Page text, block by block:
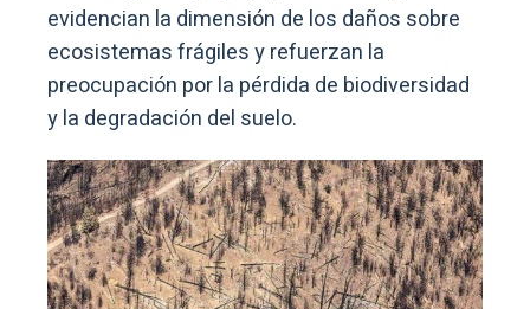
evidencian la dimensión de los daños sobre
ecosistemas frágiles y refuerzan la
preocupación por la pérdida de biodiversidad
y la degradación del suelo.